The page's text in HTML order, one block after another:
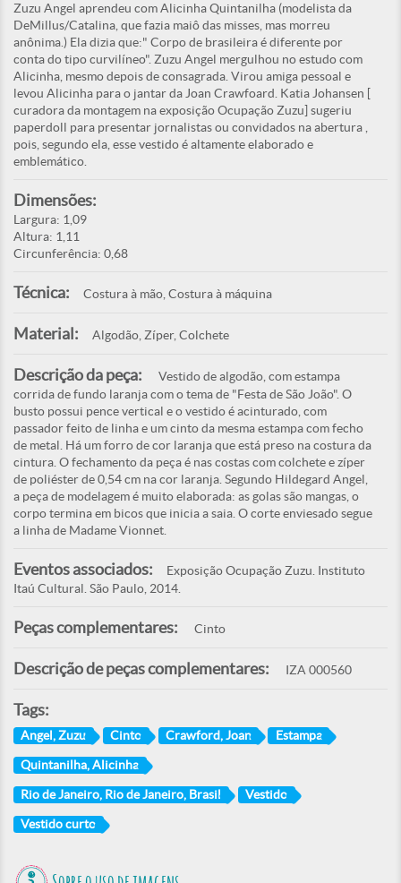
Zuzu Angel aprendeu com Alicinha Quintanilha (modelista da
DeMillus/Catalina, que fazia maiô das misses, mas morreu
anônima.) Ela dizia que:" Corpo de brasileira é diferente por
conta do tipo curvilíneo". Zuzu Angel mergulhou no estudo com
Alicinha, mesmo depois de consagrada. Virou amiga pessoal e
levou Alicinha para o jantar da Joan Crawfoard. Katia Johansen [
curadora da montagem na exposição Ocupação Zuzu] sugeriu
paperdoll para presentar jornalistas ou convidados na abertura ,
pois, segundo ela, esse vestido é altamente elaborado e
emblemático.
Dimensões:
Largura: 1,09
Altura: 1,11
Circunferência: 0,68
Técnica: Costura à mão, Costura à máquina
Material: Algodão, Zíper, Colchete
Descrição da peça:
Vestido de algodão, com estampa
corrida de fundo laranja com o tema de "Festa de São João". O
busto possui pence vertical e o vestido é acinturado, com
passador feito de linha e um cinto da mesma estampa com fecho
de metal. Há um forro de cor laranja que está preso na costura da
cintura. O fechamento da peça é nas costas com colchete e zíper
de poliéster de 0,54 cm na cor laranja. Segundo Hildegard Angel,
a peça de modelagem é muito elaborada: as golas são mangas, o
corpo termina em bicos que inicia a saia. O corte enviesado segue
a linha de Madame Vionnet.
Eventos associados:
Exposição Ocupação Zuzu. Instituto
Itaú Cultural. São Paulo, 2014.
Peças complementares: Cinto
Descrição de peças complementares: IZA 000560
Tags:
Angel, Zuzu Cinto Crawford, Joan Estampa
Quintanilha, Alicinha
Rio de Janeiro, Rio de Janeiro, Brasil Vestido
Vestido curto